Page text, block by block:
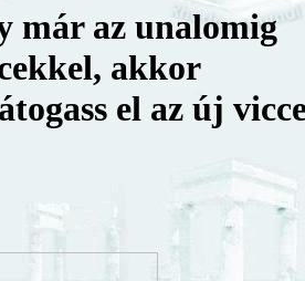
már az unalomig
akkor
el az új